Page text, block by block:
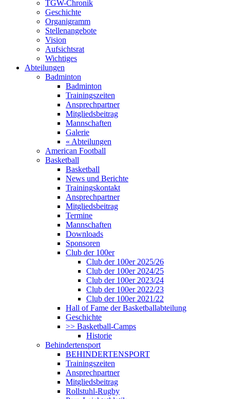
TGW-Chronik
Geschichte
Organigramm
Stellenangebote
Vision
Aufsichtsrat
Wichtiges
Abteilungen
Badminton
Badminton
Trainingszeiten
Ansprechpartner
Mitgliedsbeitrag
Mannschaften
Galerie
« Abteilungen
American Football
Basketball
Basketball
News und Berichte
Trainingskontakt
Ansprechpartner
Mitgliedsbeitrag
Termine
Mannschaften
Downloads
Sponsoren
Club der 100er
Club der 100er 2025/26
Club der 100er 2024/25
Club der 100er 2023/24
Club der 100er 2022/23
Club der 100er 2021/22
Hall of Fame der Basketballabteilung
Geschichte
>> Basketball-Camps
Historie
Behindertensport
BEHINDERTENSPORT
Trainingszeiten
Ansprechpartner
Mitgliedsbeitrag
Rollstuhl-Rugby